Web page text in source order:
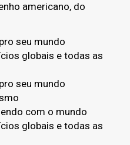
americano, do
seu mundo
globais e todas as
seu mundo
com o mundo
globais e todas as